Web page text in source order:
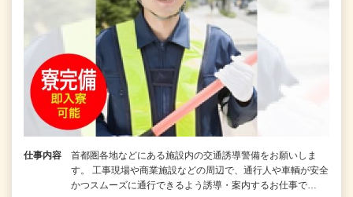
仕事内容
首都圏各地などにある施設内の交通誘導警備をお願いしま
す。 工事現場や商業施設などの周辺で、通行人や車輌が安全
かつスムーズに通行できるよう誘導・案内するお仕事で…